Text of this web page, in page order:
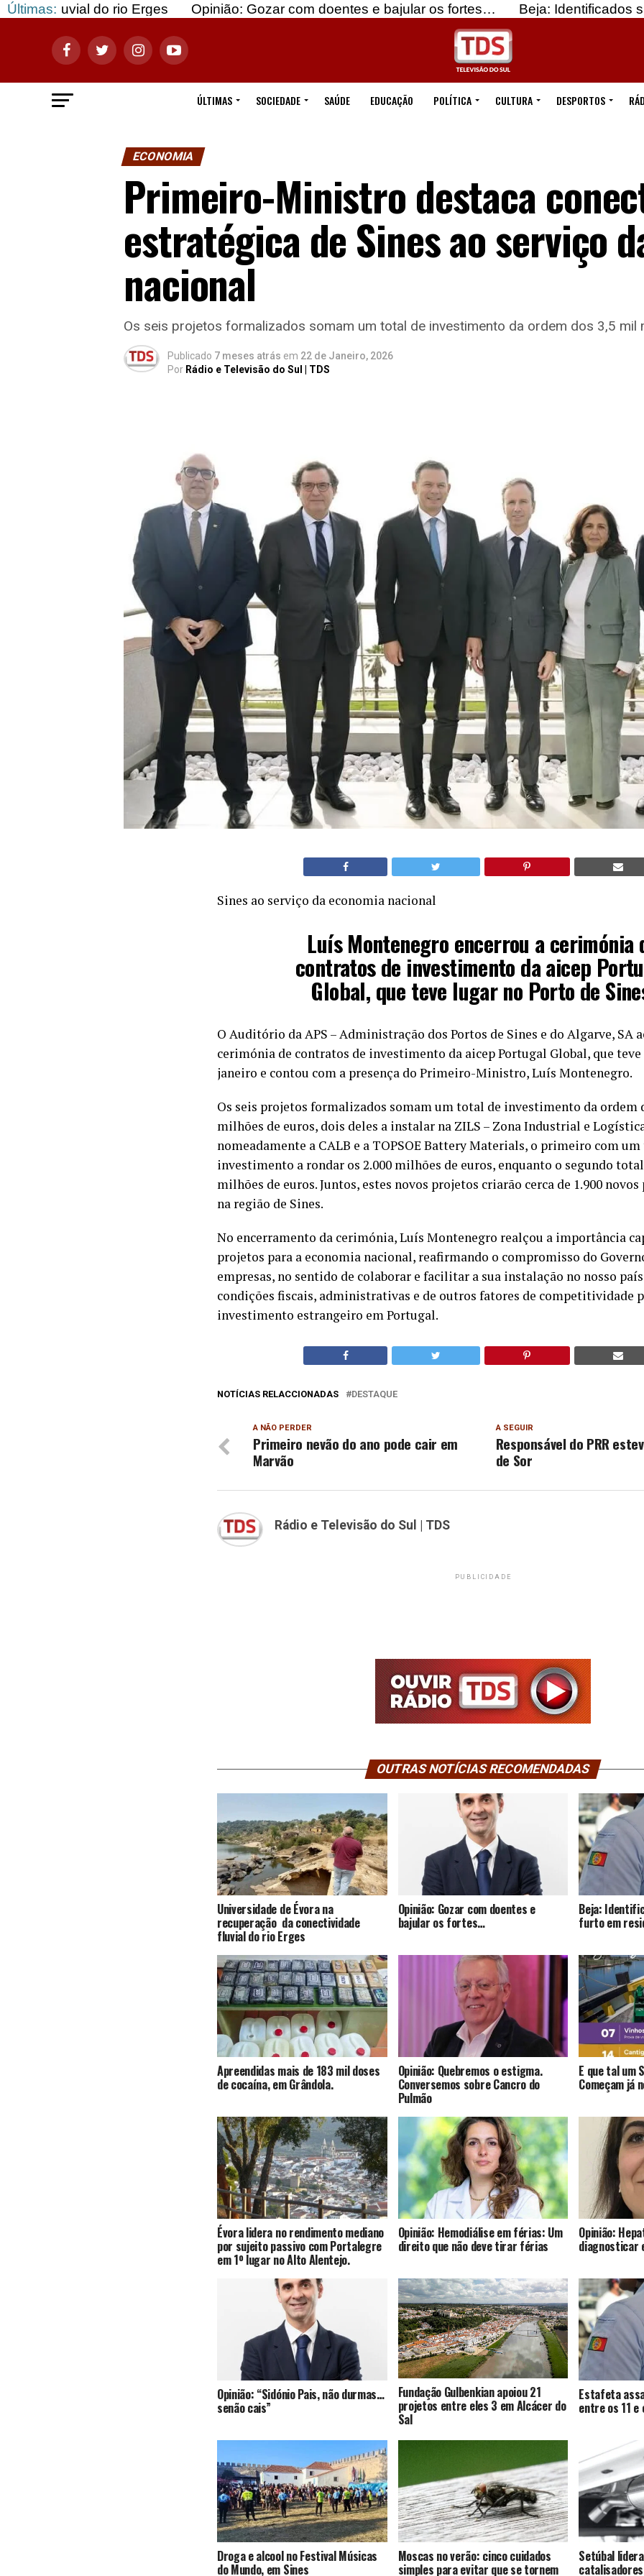
Últimas:
do rio Erges Opinião: Gozar com doentes e bajular os fortes… Beja: Identificados suspeitos de
ÚLTIMAS SOCIEDADE SAÚDE EDUCAÇÃO POLÍTICA CULTURA DESPORTOS
ECONOMIA
Primeiro-Ministro destaca
estratégica de Sines ao serviço
nacional
Os seis projetos formalizados somam um total de investimento da ordem dos 3,5 mil
Publicado 7 meses atrás em 22 de Janeiro, 2026
Por Rádio e Televisão do Sul | TDS
Sines ao serviço da economia nacional
Luís Montenegro encerrou a cerimónia
contratos de investimento da aicep
Global, que teve lugar no Porto de
O Auditório da APS – Administração dos Portos de Sines e do Algarve, SA
cerimónia de contratos de investimento da aicep Portugal Global, que
janeiro e contou com a presença do Primeiro-Ministro, Luís Montenegro.
Os seis projetos formalizados somam um total de investimento da ordem
milhões de euros, dois deles a instalar na ZILS – Zona Industrial e
nomeadamente a CALB e a TOPSOE Battery Materials, o primeiro com
investimento a rondar os 2.000 milhões de euros, enquanto o segundo
milhões de euros. Juntos, estes novos projetos criarão cerca de 1.900
na região de Sines.
No encerramento da cerimónia, Luís Montenegro realçou a importância
projetos para a economia nacional, reafirmando o compromisso do
empresas, no sentido de colaborar e facilitar a sua instalação no nosso
condições fiscais, administrativas e de outros fatores de competitividade
investimento estrangeiro em Portugal.
NOTÍCIAS RELACCIONADAS DESTAQUE
A SEGUIR
Responsável do PRR
de Sor
A NÃO PERDER
Primeiro nevão do ano pode cair em
Marvão
Rádio e Televisão do Sul | TDS
PUBLICIDADE
OUTRAS NOTÍCIAS RECOMENDADAS
Universidade de Évora na
recuperação da conectividade
fluvial do rio Erges
Opinião: Gozar com doentes e
bajular os fortes…
Beja:
furto em
Apreendidas mais de 183 mil doses
de cocaína, em Grândola.
Opinião: Quebremos o estigma.
Conversemos sobre Cancro do
Pulmão
E que tal um
Começam já
Évora lidera no rendimento mediano
por sujeito passivo com Portalegre
em 1º lugar no Alto Alentejo.
Opinião: Hemodiálise em férias: Um
direito que não deve tirar férias
Opinião:
Opinião: “Sidónio Pais, não durmas…
senão cais”
Fundação Gulbenkian apoiou 21
projetos entre eles 3 em Alcácer do
Sal
Estafeta
entre os 11 e
Droga e alcool no Festival Músicas
do Mundo, em Sines
Moscas no verão: cinco cuidados
simples para evitar que se tornem
Setúbal
catalisadores